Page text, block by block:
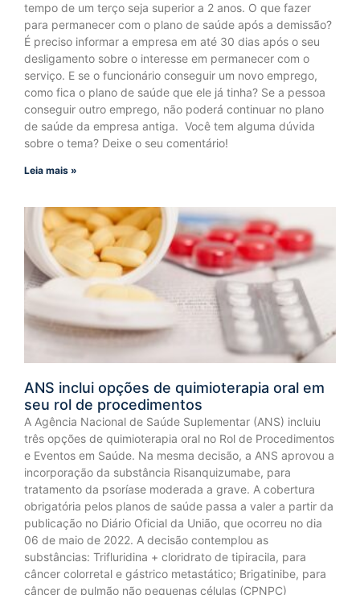
tempo de um terço seja superior a 2 anos. O que fazer
para permanecer com o plano de saúde após a demissão?
É preciso informar a empresa em até 30 dias após o seu
desligamento sobre o interesse em permanecer com o
serviço. E se o funcionário conseguir um novo emprego,
como fica o plano de saúde que ele já tinha? Se a pessoa
conseguir outro emprego, não poderá continuar no plano
de saúde da empresa antiga. Você tem alguma dúvida
sobre o tema? Deixe o seu comentário!
Leia mais »
ANS inclui opções de quimioterapia oral em
seu rol de procedimentos
A Agência Nacional de Saúde Suplementar (ANS) incluiu
três opções de quimioterapia oral no Rol de Procedimentos
e Eventos em Saúde. Na mesma decisão, a ANS aprovou a
incorporação da substância Risanquizumabe, para
tratamento da psoríase moderada a grave. A cobertura
obrigatória pelos planos de saúde passa a valer a partir da
publicação no Diário Oficial da União, que ocorreu no dia
06 de maio de 2022. A decisão contemplou as
substâncias: Trifluridina + cloridrato de tipiracila, para
câncer colorretal e gástrico metastático; Brigatinibe, para
câncer de pulmão não pequenas células (CPNPC)